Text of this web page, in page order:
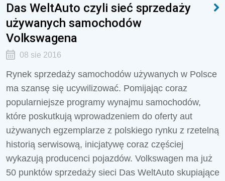
Das WeltAuto czyli sieć sprzedaży
używanych samochodów
Volkswagena
08 sie 2016
Rynek sprzedaży samochodów używanych w Polsce
ma szansę się ucywilizować. Pomijając coraz
popularniejsze programy wynajmu samochodów,
które poskutkują wprowadzeniem do oferty aut
używanych egzemplarze z polskiego rynku z rzetelną
historią serwisową, inicjatywę coraz częściej
wykazują producenci pojazdów. Volkswagen ma już
50 punktów sprzedaży sieci Das WeltAuto skupiające